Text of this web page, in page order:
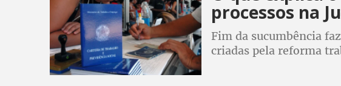
processos na
Fim da sucumbência
criadas pela reforma